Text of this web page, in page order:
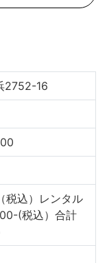
2752-16
税込）レンタル
(税込）合計